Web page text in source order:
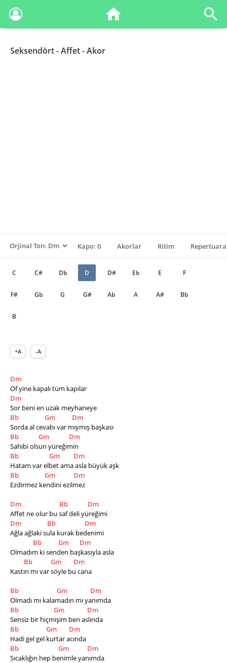
Seksendört- Affet - Akor
Kapo: 0 Akorlar Ritim
C C# Db D D# Eb E F
F# Gb G G# Ab A A# Bb
B
+A -A
Dm
Of yine kapalı tüm kapılar
Dm
Sor beni en uzak meyhaneye
Bb
Gm
Dm
Sorda al cevabı var mıymış başkası
Bb
Gm
Dm
Sahibi olsun yüreğimin
Bb
Gm
Dm
Hatam var elbet ama asla büyük aşk
Bb
Gm
Dm
Ezdirmez kendini ezilmez
Dm Bb
Dm
Affet ne olur bu saf deli yüreğimi
Dm
Bb
Dm
Ağla ağlaki sula kurak bedenimi
Bb
Gm
Dm
Olmadım ki senden başkasıyla asla
Bb
Gm
Dm
Kastın mı var söyle bu cana
Bb Gm
Dm
Olmadı mı kalamadın mı yanımda
Bb
Gm
Dm
Sensiz bir hiçmişim ben aslında
Bb
Gm
Dm
Hadi gel gel kurtar acında
Bb
Gm
Dm
Sıcaklığın hep benimle yanımda